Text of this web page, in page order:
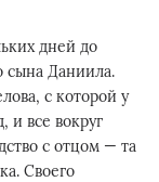
дней до
сына Даниила.
с которой у
и все вокруг
с отцом — та
Своего